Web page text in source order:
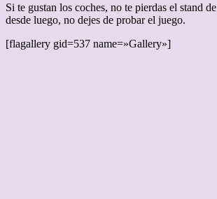
Si te gustan los coches, no te pierdas el stand de
desde luego, no dejes de probar el juego.
[flagallery gid=537 name=»Gallery»]